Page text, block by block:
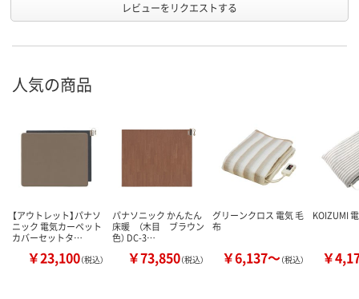
レビューをリクエストする
人気の商品
【アウトレット】パナソ
ニック 電気カーペット
カバーセットタ…
￥23,100（税込）
パナソニック かんたん
床暖 （木目 ブラウン
色） DC-3…
￥73,850（税込）
グリーンクロス 電気 毛
布
￥6,137～（税込）
KOIZUMI
￥